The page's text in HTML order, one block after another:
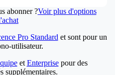
abonner ?Voir plus d'options
Pro Standard et sont pour un
utilisateur.
et Enterprisepour des
supplémentaires.